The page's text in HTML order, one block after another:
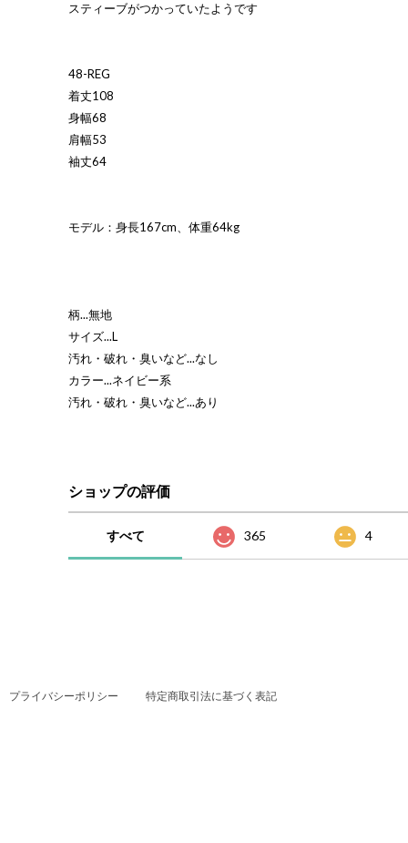
スティーブがつかっていたようです
48-REG
着丈108
身幅68
肩幅53
袖丈64
モデル：身長167cm、体重64kg
柄...無地
サイズ...L
汚れ・破れ・臭いなど...なし
カラー...ネイビー系
汚れ・破れ・臭いなど...あり
ショップの評価
すべて 365 4
プライバシーポリシー 特定商取引法に基づく表記